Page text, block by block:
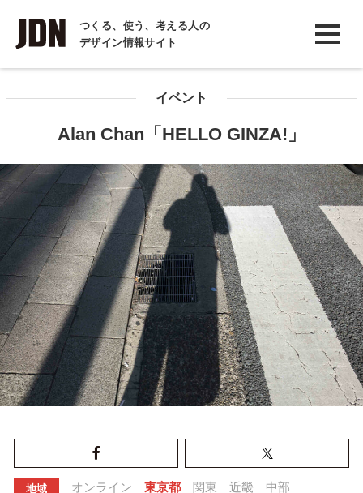
つくる、使う、考える人の
デザイン情報サイト
INTERVIEW
インタビュー
コラム
イベント
Alan Chan「HELLO GINZA!」
地域 オンライン 東京都 関東 近畿 中部